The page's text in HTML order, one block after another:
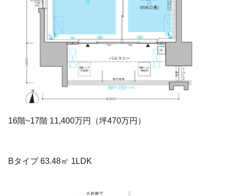
16階~17階 11,400万円（坪470万円）
Bタイプ 63.48㎡ 1LDK